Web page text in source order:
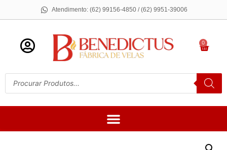
Atendimento: (62) 99156-4850 / (62) 9951-39006
0